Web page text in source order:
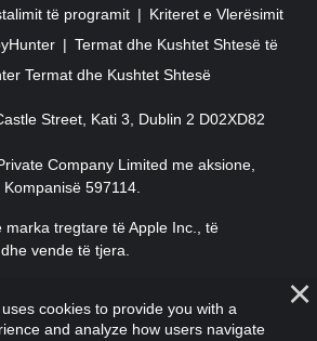
të programit
Kriteret e Vlerësimit
Termat dhe Kushtet Shtesë të
Termat dhe Kushtet Shtesë
Street, Kati 3, Dublin 2 D02XD82
Company Limited me aksione,
597114.
marka tregtare të Apple Inc., të
vende të tjera.
. EnigmaSoft Ltd. Të gjitha të drejtat
cookies to provide you with a
and analyze how users navigate